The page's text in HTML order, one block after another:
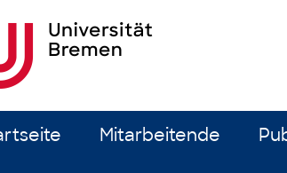
springen
Mitarbeitende